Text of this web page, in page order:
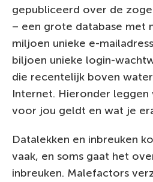
gepubliceerd over de
– een grote database met
miljoen unieke e-
biljoen unieke login-
die recentelijk boven
Internet. Hieronder
voor jou geldt en wat je
Datalekken en inbreuken
vaak, en soms gaat het
inbreuken. Malefactors